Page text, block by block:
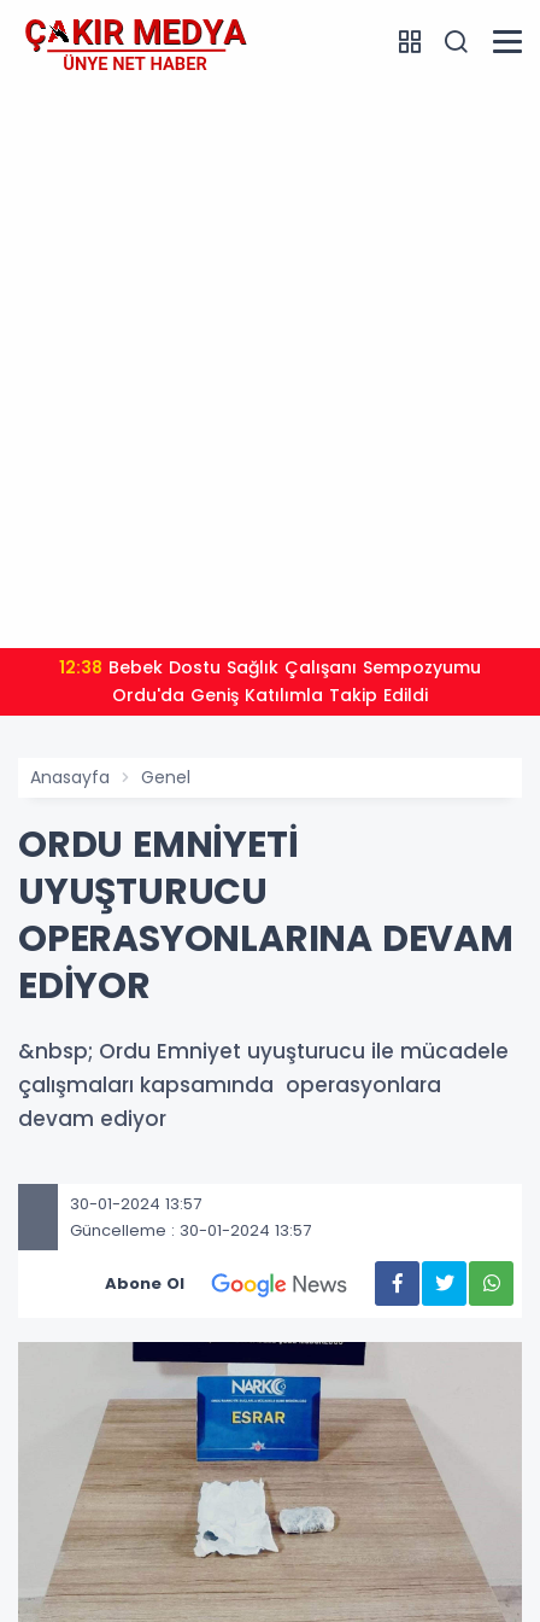
12:38
Ordu'da Geniş Katılımla Takip Edildi
Anasayfa Genel
ORDU EMNİYETİ
UYUŞTURUCU
OPERASYONLARINA DEVAM
EDİYOR
&nbsp; Ordu Emniyet uyuşturucu ile mücadele
çalışmaları kapsamında operasyonlara
devam ediyor
30-01-2024 13:57
Güncelleme : 30-01-2024 13:57
Abone Ol